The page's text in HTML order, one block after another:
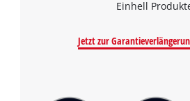
Einhell
Jetzt zur